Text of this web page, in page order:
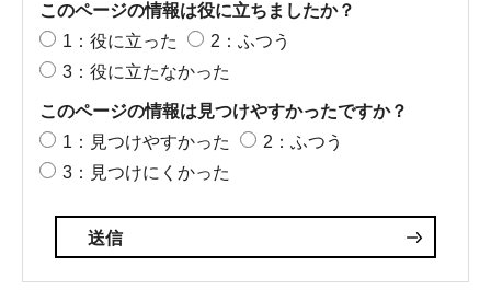
このページの情報は役に立ちましたか？
1：役に立った
2：ふつう
3：役に立たなかった
このページの情報は見つけやすかったですか？
1：見つけやすかった
2：ふつう
3：見つけにくかった